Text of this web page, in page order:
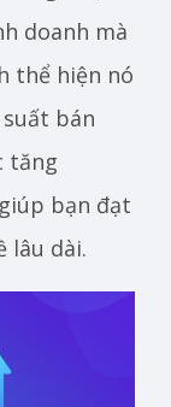
doanh mà
thể hiện nó
bán
tăng
bạn đạt
lâu dài.